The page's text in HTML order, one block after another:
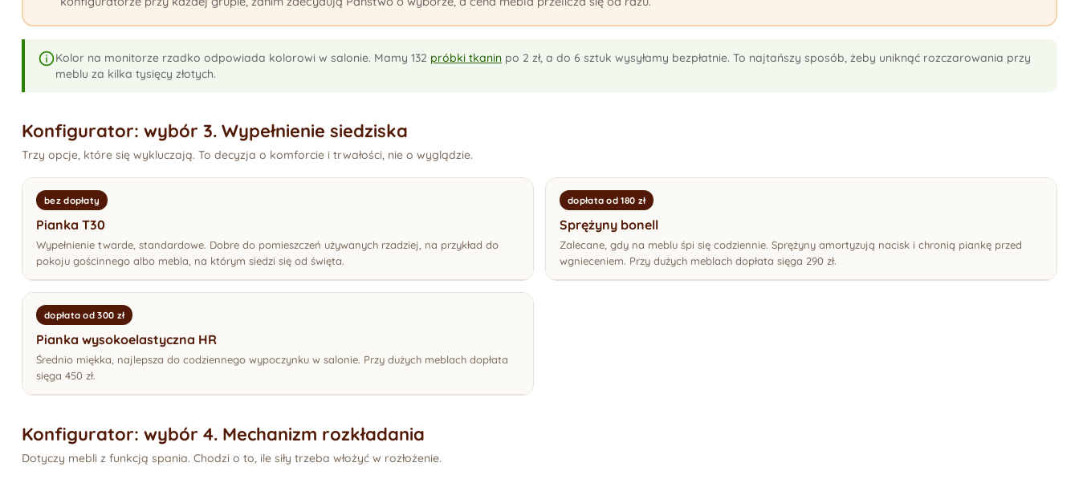
Kolor na monitorze rzadko odpowiada kolorowi w salonie. Mamy 132 próbki tkanin po 2 zł, a do 6 sztuk wysyłamy bezpłatnie. To najtańszy sposób, żeby uniknąć rozczarowania przy
meblu za kilka tysięcy złotych.
Konfigurator: wybór 3. Wypełnienie siedziska
Trzy opcje, które się wykluczają. To decyzja o komforcie i trwałości, nie o wyglądzie.
bez dopłaty
Pianka T30
Wypełnienie twarde, standardowe. Dobre do pomieszczeń używanych rzadziej, na przykład do
pokoju gościnnego albo mebla, na którym siedzi się od święta.
dopłata od 180 zł
Sprężyny bonell
Zalecane, gdy na meblu śpi się codziennie. Sprężyny amortyzują nacisk i chronią piankę przed
wgnieceniem. Przy dużych meblach dopłata sięga 290 zł.
dopłata od 300 zł
Pianka wysokoelastyczna HR
Średnio miękka, najlepsza do codziennego wypoczynku w salonie. Przy dużych meblach dopłata
sięga 450 zł.
Konfigurator: wybór 4. Mechanizm rozkładania
Dotyczy mebli z funkcją spania. Chodzi o to, ile siły trzeba włożyć w rozłożenie.